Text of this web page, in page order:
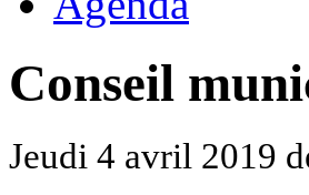
Conseil
Jeudi 4 avril 2019